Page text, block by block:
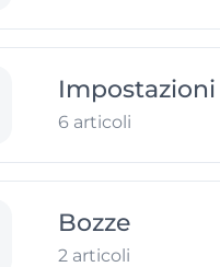
6 articoli
Bozze
2 articoli